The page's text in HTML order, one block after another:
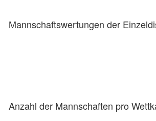
Mannschaftswertungen der
Anzahl der Mannschaften pro